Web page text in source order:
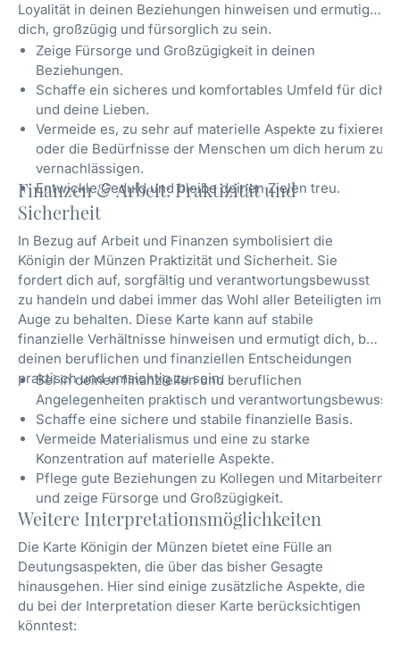
Loyalität in deinen Beziehungen hinweisen und ermutigt
dich, großzügig und fürsorglich zu sein.
Zeige Fürsorge und Großzügigkeit in deinen
Beziehungen.
Schaffe ein sicheres und komfortables Umfeld für dich
und deine Lieben.
Vermeide es, zu sehr auf materielle Aspekte zu fixieren
oder die Bedürfnisse der Menschen um dich herum zu
vernachlässigen.
Entwickle Geduld und bleibe deinen Zielen treu.
Finanzen & Arbeit: Praktizität und
Sicherheit
In Bezug auf Arbeit und Finanzen symbolisiert die
Königin der Münzen Praktizität und Sicherheit. Sie
fordert dich auf, sorgfältig und verantwortungsbewusst
zu handeln und dabei immer das Wohl aller Beteiligten im
Auge zu behalten. Diese Karte kann auf stabile
finanzielle Verhältnisse hinweisen und ermutigt dich, bei
deinen beruflichen und finanziellen Entscheidungen
praktisch und umsichtig zu sein.
Sei in deinen finanziellen und beruflichen
Angelegenheiten praktisch und verantwortungsbewusst.
Schaffe eine sichere und stabile finanzielle Basis.
Vermeide Materialismus und eine zu starke
Konzentration auf materielle Aspekte.
Pflege gute Beziehungen zu Kollegen und Mitarbeitern
und zeige Fürsorge und Großzügigkeit.
Weitere Interpretationsmöglichkeiten
Die Karte Königin der Münzen bietet eine Fülle an
Deutungsaspekten, die über das bisher Gesagte
hinausgehen. Hier sind einige zusätzliche Aspekte, die
du bei der Interpretation dieser Karte berücksichtigen
könntest: